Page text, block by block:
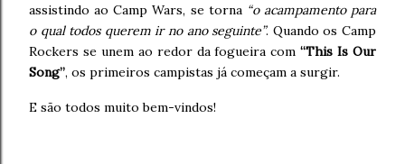
assistindo ao Camp Wars, se torna “o acampamento para
o qual todos querem ir no ano seguinte”. Quando os Camp
Rockers se unem ao redor da fogueira com“This Is Our
Song”, os primeiros campistas já começam a surgir.
E são todos muito bem-vindos!